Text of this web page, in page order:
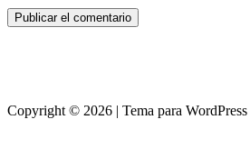
Copyright © 2026 | Tema para WordPress